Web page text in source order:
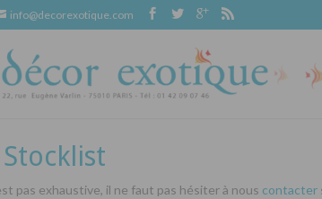
info@decorexotique.com
pas exhaustive, il ne faut pas hésiter à nous contacter